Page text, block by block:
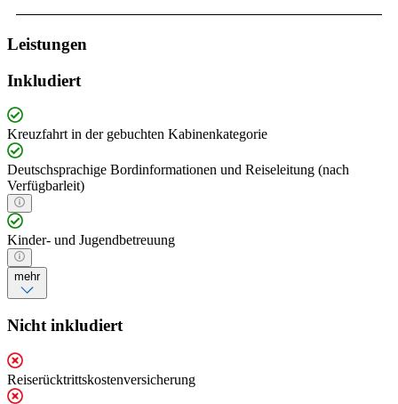
Leistungen
Inkludiert
Kreuzfahrt in der gebuchten Kabinenkategorie
Deutschsprachige Bordinformationen und Reiseleitung (nach
Verfügbarleit)
Kinder- und Jugendbetreuung
mehr
Nicht inkludiert
Reiserücktrittskostenversicherung